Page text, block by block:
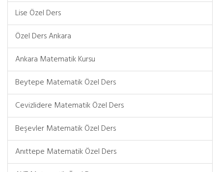
Lise Özel Ders
Özel Ders Ankara
Ankara Matematik Kursu
Beytepe Matematik Özel Ders
Cevizlidere Matematik Özel Ders
Beşevler Matematik Özel Ders
Anıttepe Matematik Özel Ders